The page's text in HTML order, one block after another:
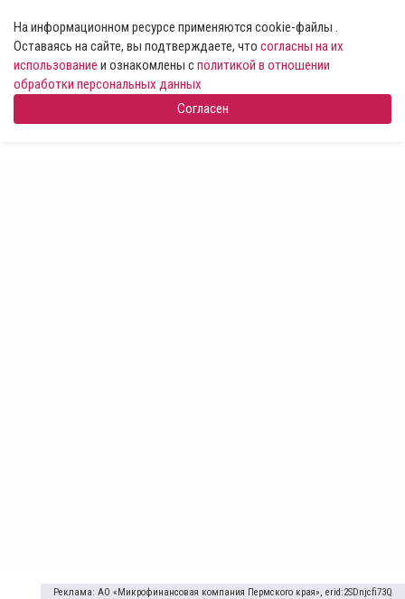
На информационном ресурсе применяются cookie-файлы .
Оставаясь на сайте, вы подтверждаете, что согласны на их
использование и ознакомлены сполитикой в отношении
обработки персональных данных
Согласен
Реклама: АО «Микрофинансовая компания Пермского края», erid:2SDnjcfi73Q